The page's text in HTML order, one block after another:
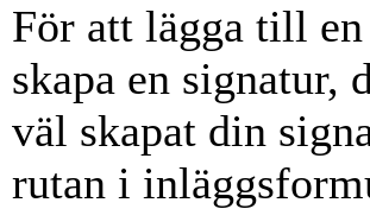
För att lägga till
skapa en signatur,
väl skapat din
rutan i